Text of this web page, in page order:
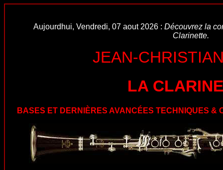
Aujourdhui, Vendredi, 07 aout 2026 : Découvrez la
Clarinette.
JEAN-
LA
BASES ET DERNIÈRES AVANCÉES TECHNIQUES